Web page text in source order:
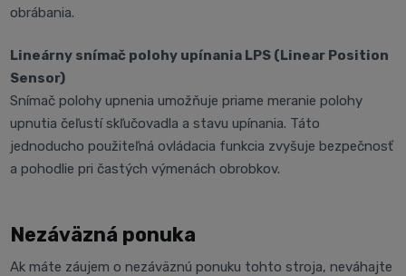
obrábania.
Lineárny snímač polohy upínania LPS (Linear Position
Sensor)
Snímač polohy upnenia umožňuje priame meranie polohy
upnutia čeľustí skľučovadla a stavu upínania. Táto
jednoducho použiteľná ovládacia funkcia zvyšuje bezpečnosť
a pohodlie pri častých výmenách obrobkov.
Nezáväzná ponuka
Ak máte záujem o nezáväznú ponuku tohto stroja, neváhajte